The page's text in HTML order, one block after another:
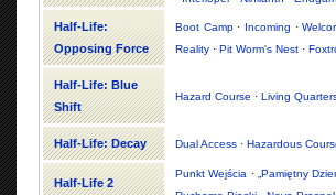
Half-Life:
Opposing Force
Boot Camp· Incoming ·
Reality · Pit Worm's Nest ·
Half-Life: Blue
Shift
Hazard Course · Living
Half-Life: Decay Dual Access · Hazardous
Half-Life 2
Punkt Wejścia · „Pamiętny